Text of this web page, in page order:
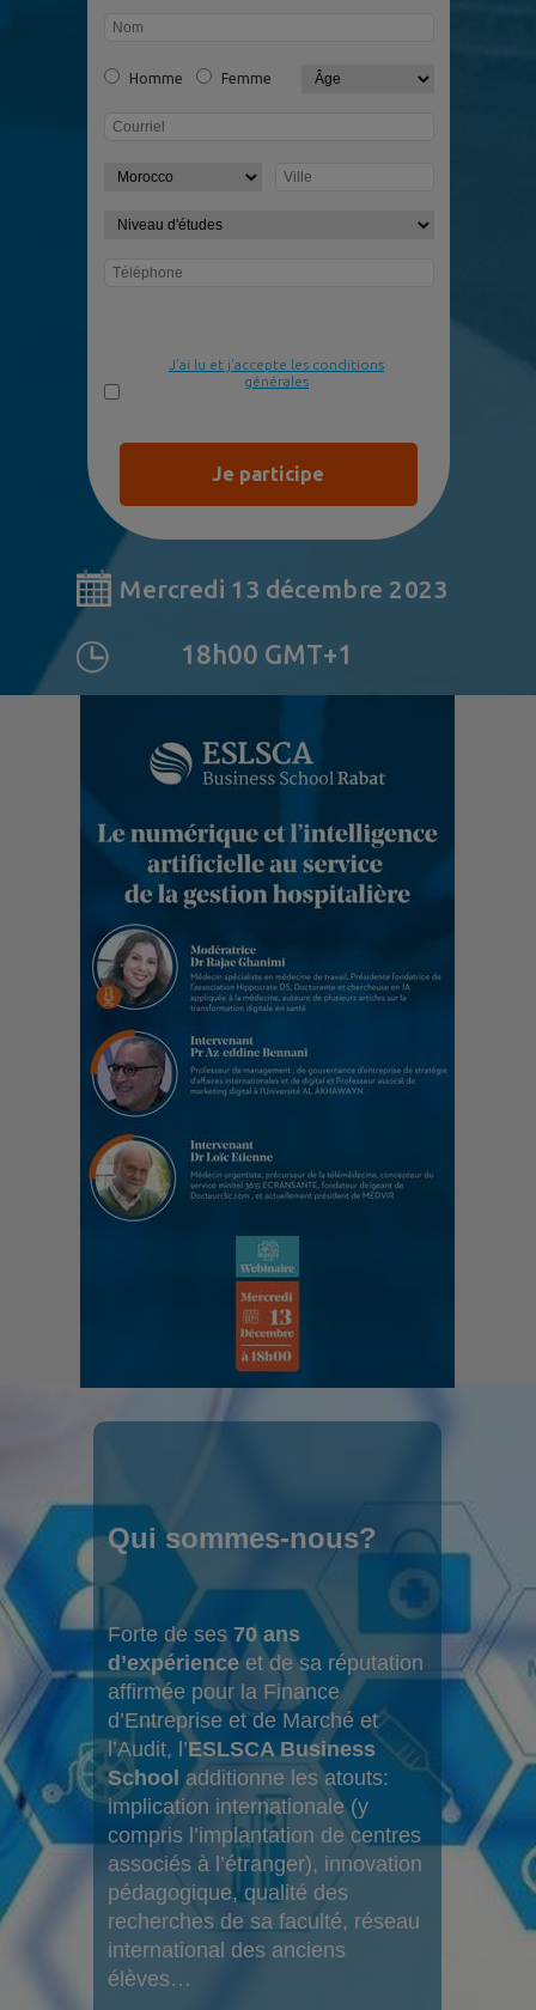
J'ai lu et j'accepte les conditions
générales
Homme Femme
Je participe
Qui sommes-nous?
Forte de ses 70 ans
d’expérienceet de sa réputation
affirmée pour la Finance
d’Entreprise et de Marché et
l’Audit, l’ESLSCA Business
Schooladditionne les atouts:
implication internationale (y
compris l’implantation de centres
associés à l’étranger), innovation
pédagogique, qualité des
recherches de sa faculté, réseau
international des anciens
élèves…
Mercredi 13 décembre 2023
18h00 GMT+1